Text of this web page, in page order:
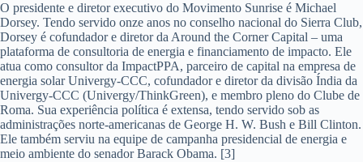
O presidente e diretor executivo do Movimento Sunrise é Michael
Dorsey. Tendo servido onze anos no conselho nacional do Sierra Club,
Dorsey é cofundador e diretor da Around the Corner Capital – uma
plataforma de consultoria de energia e financiamento de impacto. Ele
atua como consultor da ImpactPPA, parceiro de capital na empresa de
energia solar Univergy-CCC, cofundador e diretor da divisão Índia da
Univergy-CCC (Univergy/ThinkGreen), e membro pleno do Clube de
Roma. Sua experiência política é extensa, tendo servido sob as
administrações norte-americanas de George H. W. Bush e Bill Clinton.
Ele também serviu na equipe de campanha presidencial de energia e
meio ambiente do senador Barack Obama. [3]